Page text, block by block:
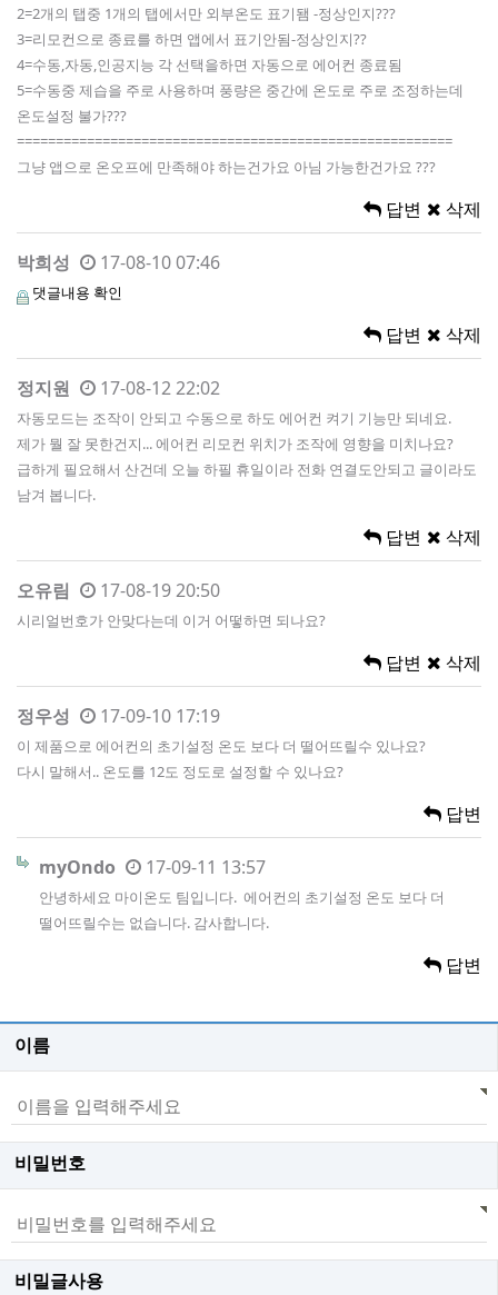
2=2개의 탭중 1개의 탭에서만 외부온도 표기됌 -정상인지???
3=리모컨으로 종료를 하면 앱에서 표기안됨-정상인지??
4=수동,자동,인공지능 각 선택을하면 자동으로 에어컨 종료됨
5=수동중 제습을 주로 사용하며 풍량은 중간에 온도로 주로 조정하는데
온도설정 불가???
========================================================
그냥 앱으로 온오프에 만족해야 하는건가요 아님 가능한건가요 ???
답변 삭제
박희성 17-08-10 07:46
댓글내용 확인
답변 삭제
정지원 17-08-12 22:02
자동모드는 조작이 안되고 수동으로 하도 에어컨 켜기 기능만 되네요.
제가 뭘 잘 못한건지... 에어컨 리모컨 위치가 조작에 영향을 미치나요?
급하게 필요해서 산건데 오늘 하필 휴일이라 전화 연결도안되고 글이라도
남겨 봅니다.
답변 삭제
오유림 17-08-19 20:50
시리얼번호가 안맞다는데 이거 어떻하면 되나요?
답변 삭제
정우성 17-09-10 17:19
이 제품으로 에어컨의 초기설정 온도 보다 더 떨어뜨릴수 있나요?
다시 말해서.. 온도를 12도 정도로 설정할 수 있나요?
답변
myOndo 17-09-11 13:57
안녕하세요 마이온도 팀입니다. 에어컨의 초기설정 온도 보다 더
떨어뜨릴수는 없습니다. 감사합니다.
답변
이름
비밀번호
비밀글사용